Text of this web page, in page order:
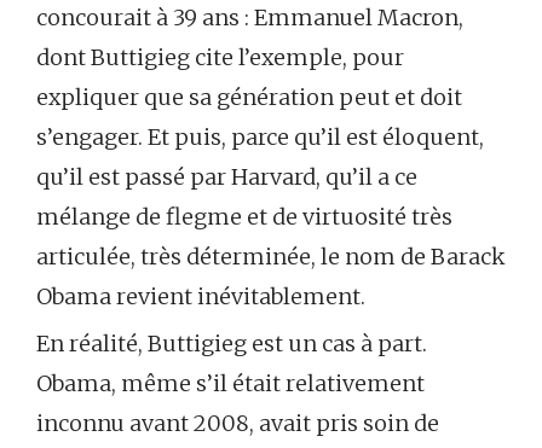
concourait à 39 ans : Emmanuel Macron,
dont Buttigieg cite l’exemple, pour
expliquer que sa génération peut et doit
s’engager. Et puis, parce qu’il est éloquent,
qu’il est passé par Harvard, qu’il a ce
mélange de flegme et de virtuosité très
articulée, très déterminée, le nom de Barack
Obama revient inévitablement.
En réalité, Buttigieg est un cas à part.
Obama, même s’il était relativement
inconnu avant 2008, avait pris soin de